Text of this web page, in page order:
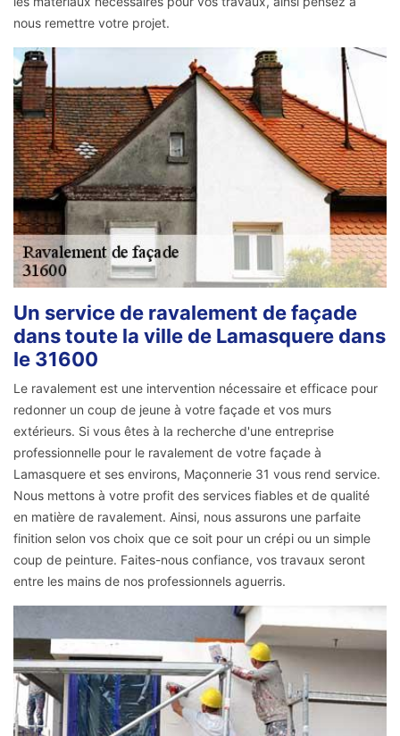
nous remettre votre projet.
Un service de ravalement de façade
dans toute la ville de Lamasquere dans
le 31600
Le ravalement est une intervention nécessaire et efficace pour
redonner un coup de jeune à votre façade et vos murs
extérieurs. Si vous êtes à la recherche d'une entreprise
professionnelle pour le ravalement de votre façade à
Lamasquere et ses environs, Maçonnerie 31 vous rend service.
Nous mettons à votre profit des services fiables et de qualité
en matière de ravalement. Ainsi, nous assurons une parfaite
finition selon vos choix que ce soit pour un crépi ou un simple
coup de peinture. Faites-nous confiance, vos travaux seront
entre les mains de nos professionnels aguerris.